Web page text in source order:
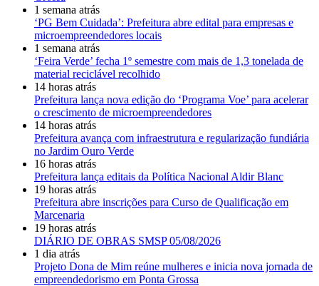
1 semana atrás
‘PG Bem Cuidada’: Prefeitura abre edital para empresas e
microempreendedores locais
1 semana atrás
‘Feira Verde’ fecha 1º semestre com mais de 1,3 tonelada de
material reciclável recolhido
14 horas atrás
Prefeitura lança nova edição do ‘Programa Voe’ para acelerar
o crescimento de microempreendedores
14 horas atrás
Prefeitura avança com infraestrutura e regularização fundiária
no Jardim Ouro Verde
16 horas atrás
Prefeitura lança editais da Política Nacional Aldir Blanc
19 horas atrás
Prefeitura abre inscrições para Curso de Qualificação em
Marcenaria
19 horas atrás
DIÁRIO DE OBRAS SMSP 05/08/2026
1 dia atrás
Projeto Dona de Mim reúne mulheres e inicia nova jornada de
empreendedorismo em Ponta Grossa